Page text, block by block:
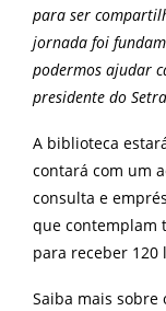
para ser
jornada foi
podermos ajudar
presidente do
A biblioteca
contará com um
consulta e
que contemplam
para receber 120
Saiba mais